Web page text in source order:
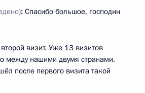
: Спасибо большое, господин
визит. Уже 13 визитов
между нашими двумя странами.
после первого визита такой